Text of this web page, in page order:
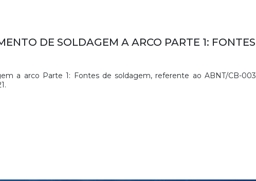
DE SOLDAGEM A ARCO PARTE 1: FONTES
a arco Parte 1: Fontes de soldagem, referente ao ABNT/CB-003